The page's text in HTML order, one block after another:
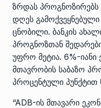
ზრდას პროგნოზირებს
დღეს
ცნობილი. ბანკის
პროგნოზთან
უფრო მეტია. 6%-იანი
მთავრობის საბაზო
პროცენტული პუნქტით
“ADB-ის მთავარი